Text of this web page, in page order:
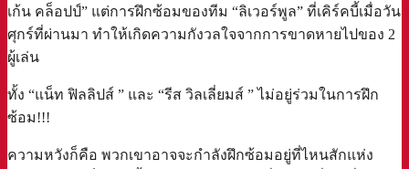
เก้น คล็อปป์” แต่การฝึกซ้อมของทีม “ลิเวอร์พูล” ที่เคิร์คบี้เมื่อวัน
ศุกร์ที่ผ่านมา ทำให้เกิดความกังวลใจจากการขาดหายไปของ 2
ผู้เล่น
ทั้ง “แน็ท ฟิลลิปส์ ” และ “รีส วิลเลี่ยมส์ ” ไม่อยู่ร่วมในการฝึก
ซ้อม!!!
ความหวังก็คือ พวกเขาอาจจะกำลังฝึกซ้อมอยู่ที่ไหนสักแห่ง